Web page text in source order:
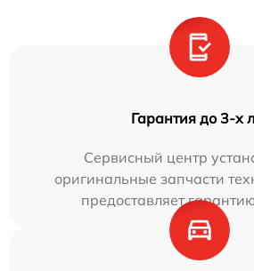
Гарантия до 3-х
Сервисный центр
оригинальные запчасти
предоставляет